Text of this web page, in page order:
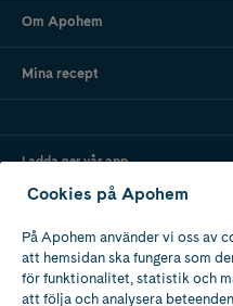
Om Apohem
Mina recept
Ladda ner vår app
Apotek med tillstånd
Cookies på Apohem
På Apohem använder vi oss av
att hemsidan ska fungera som
för funktionalitet, statistik och
att följa och analysera